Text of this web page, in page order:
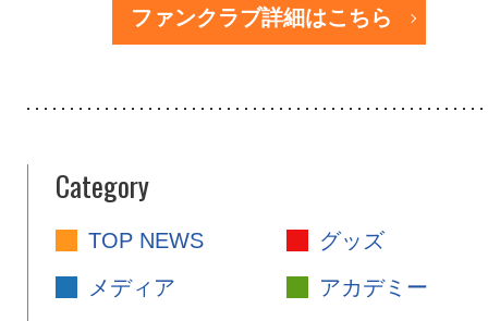
ファンクラブ詳細はこちら
Category
TOP NEWS
グッズ
メディア
アカデミー